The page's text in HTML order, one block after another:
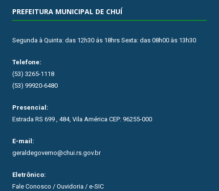
PREFEITURA MUNICIPAL DE CHUÍ
Segunda à Quinta: das 12h30 ás 18hrs Sexta: das 08h00 às 13h30
Telefone:
(53) 3265-1118
(53) 99920-6480
Presencial:
Estrada RS 699 , 484, Vila América CEP: 96255-000
E-mail:
geraldegoverno@chui.rs.gov.br
Eletrônico:
Fale Conosco / Ouvidoria / e-SIC